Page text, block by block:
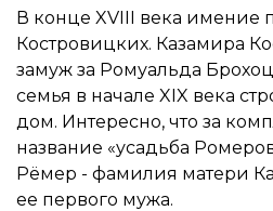
В конце XVIII века имение
Костровицких. Казамира
замуж за Ромуальда
семья в начале XIX века
дом. Интересно, что за
название «усадьба
Рёмер - фамилия матери
ее первого мужа.